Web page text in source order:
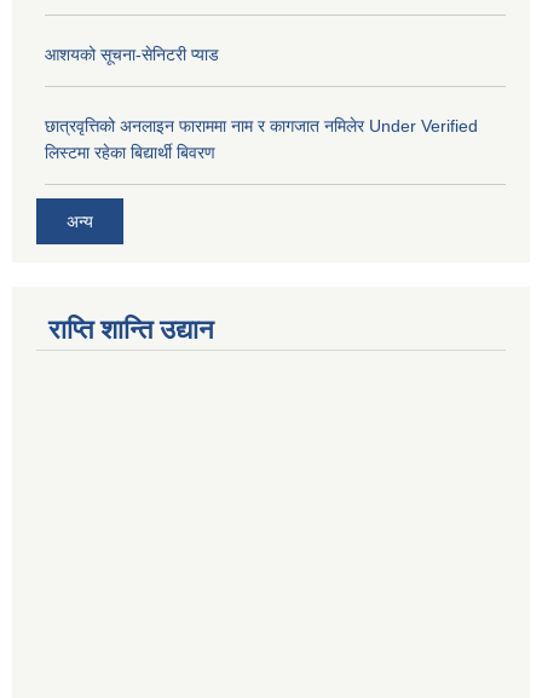
आशयको सूचना-सेनिटरी प्याड
छात्रवृत्तिको अनलाइन फाराममा नाम र कागजात नमिलेर Under Verified
लिस्टमा रहेका बिद्यार्थी बिवरण
अन्य
राप्ति शान्ति उद्यान